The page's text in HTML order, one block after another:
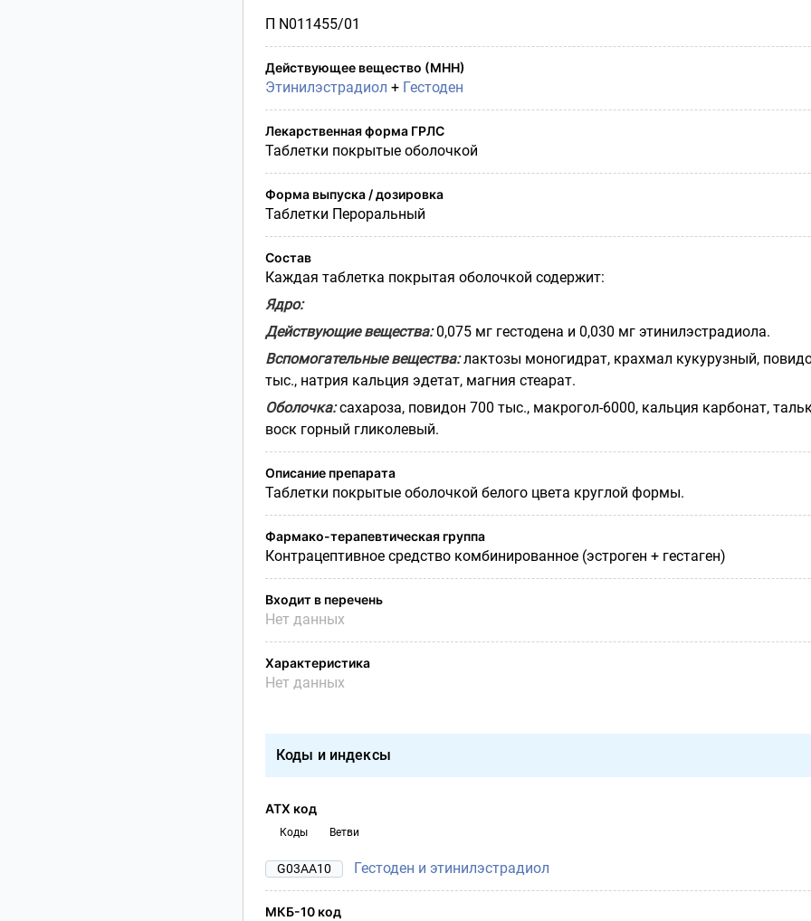
П N011455/01
Действующее вещество (МНН)
Этинилэстрадиол + Гестоден
Лекарственная форма ГРЛС
Таблетки покрытые оболочкой
Форма выпуска / дозировка
Таблетки Пероральный
Состав
Каждая таблетка покрытая оболочкой содержит:
Ядро:
Действующие вещества:0,075 мг гестодена и 0,030 мг этинилэстрадиола.
Вспомогательные вещества:лактозы моногидрат, крахмал кукурузный,
тыс., натрия кальция эдетат, магния стеарат.
Оболочка:сахароза, повидон 700 тыс., макрогол-6000, кальция карбонат,
воск горный гликолевый.
Описание препарата
Таблетки покрытые оболочкой белого цвета круглой формы.
Фармако-терапевтическая группа
Контрацептивное средство комбинированное (эстроген + гестаген)
Входит в перечень
Нет данных
Характеристика
Нет данных
Коды и индексы
АТХ код
Коды Ветви
G03AA10 Гестоден и этинилэстрадиол
МКБ-10 код